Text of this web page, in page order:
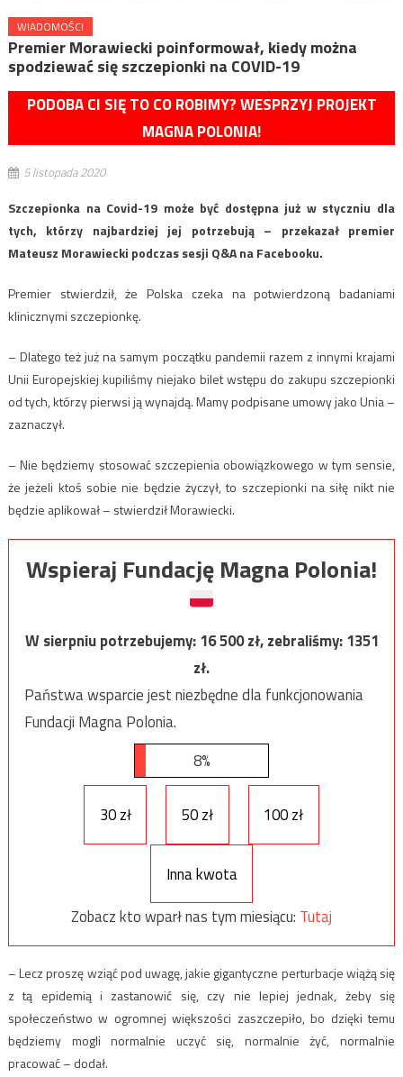
WIADOMOŚCI
Premier Morawiecki poinformował, kiedy można
spodziewać się szczepionki na COVID-19
PODOBA CI SIĘ TO CO ROBIMY? WESPRZYJ PROJEKT
MAGNA POLONIA!
5 listopada 2020
Szczepionka na Covid-19 może być dostępna już w styczniu dla
tych, którzy najbardziej jej potrzebują – przekazał premier
Mateusz Morawiecki podczas sesji Q&A na Facebooku.
Premier stwierdził, że Polska czeka na potwierdzoną badaniami
klinicznymi szczepionkę.
– Dlatego też już na samym początku pandemii razem z innymi krajami
Unii Europejskiej kupiliśmy niejako bilet wstępu do zakupu szczepionki
od tych, którzy pierwsi ją wynajdą. Mamy podpisane umowy jako Unia –
zaznaczył.
– Nie będziemy stosować szczepienia obowiązkowego w tym sensie,
że jeżeli ktoś sobie nie będzie życzył, to szczepionki na siłę nikt nie
będzie aplikował – stwierdził Morawiecki.
Wspieraj Fundację Magna Polonia!
W sierpniu potrzebujemy:16 500zł, zebraliśmy:1351
zł.
Państwa wsparcie jest niezbędne dla funkcjonowania
Fundacji Magna Polonia.
8%
30 zł 50 zł 100 zł
Inna kwota
Zobacz kto wparł nas tym miesiącu: Tutaj
– Lecz proszę wziąć pod uwagę, jakie gigantyczne perturbacje wiążą się
z tą epidemią i zastanowić się, czy nie lepiej jednak, żeby się
społeczeństwo w ogromnej większości zaszczepiło, bo dzięki temu
będziemy mogli normalnie uczyć się, normalnie żyć, normalnie
pracować – dodał.